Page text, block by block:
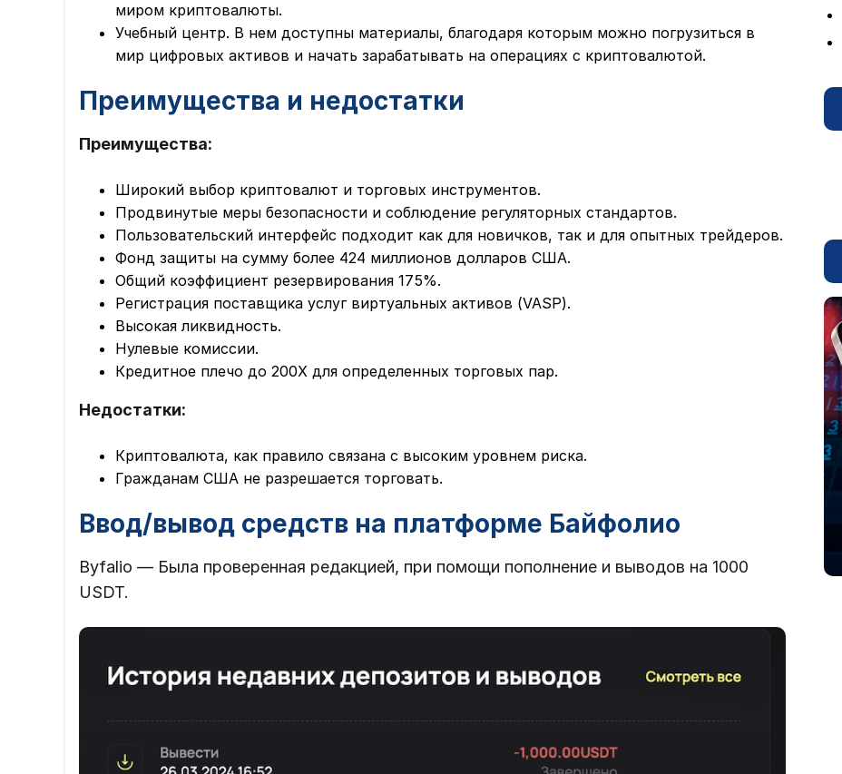
миром криптовалюты.
Учебный центр. В нем доступны материалы, благодаря которым можно погрузиться в
мир цифровых активов и начать зарабатывать на операциях с криптовалютой.
Преимущества и недостатки
Преимущества:
Широкий выбор криптовалют и торговых инструментов.
Продвинутые меры безопасности и соблюдение регуляторных стандартов.
Пользовательский интерфейс подходит как для новичков, так и для опытных трейдеров.
Фонд защиты на сумму более 424 миллионов долларов США.
Общий коэффициент резервирования 175%.
Регистрация поставщика услуг виртуальных активов (VASP).
Высокая ликвидность.
Нулевые комиссии.
Кредитное плечо до 200X для определенных торговых пар.
Недостатки:
Криптовалюта, как правило связана с высоким уровнем риска.
Гражданам США не разрешается торговать.
Ввод/вывод средств на платформе Байфолио
Byfalio — Была проверенная редакцией, при помощи пополнение и выводов на 1000
USDT.